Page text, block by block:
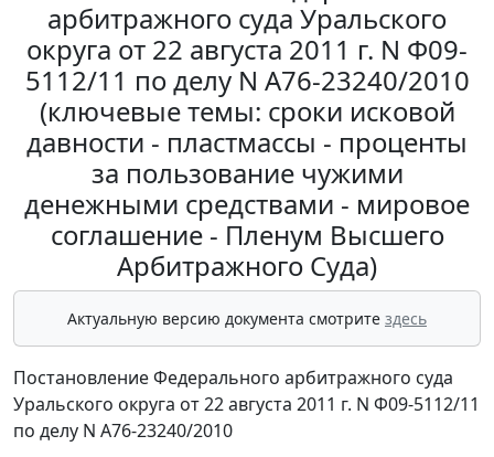
арбитражного суда Уральского
округа от 22 августа 2011 г. N Ф09-
5112/11 по делу N А76-23240/2010
(ключевые темы: сроки исковой
давности - пластмассы - проценты
за пользование чужими
денежными средствами - мировое
соглашение - Пленум Высшего
Арбитражного Суда)
Актуальную версию документа смотрите здесь
Постановление Федерального арбитражного суда
Уральского округа от 22 августа 2011 г. N Ф09-5112/11
по делу N А76-23240/2010